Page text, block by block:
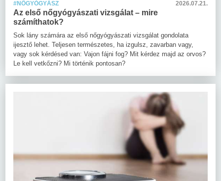
#NŐGYÓGYÁSZ 2026.07.21.
Az első nőgyógyászati vizsgálat – mire
számíthatok?
Sok lány számára az első nőgyógyászati vizsgálat gondolata
ijesztő lehet. Teljesen természetes, ha izgulsz, zavarban vagy,
vagy sok kérdésed van: Vajon fájni fog? Mit kérdez majd az orvos?
Le kell vetkőzni? Mi történik pontosan?